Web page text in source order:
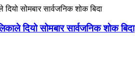
दियो सोमबार सार्वजनिक शोक बिदा